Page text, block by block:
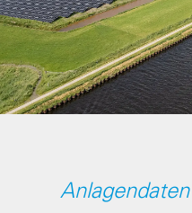
Anlagendaten